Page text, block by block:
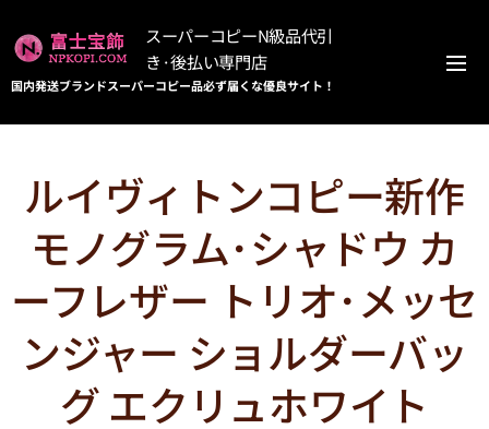
スーパーコピーN級品代引
き·後払い専門店
国内発送ブランドスーパーコピー品必ず届くな優良サイト！
ルイヴィトンコピー新作
モノグラム･シャドウ カ
ーフレザー トリオ･メッセ
ンジャー ショルダーバッ
グ エクリュホワイト